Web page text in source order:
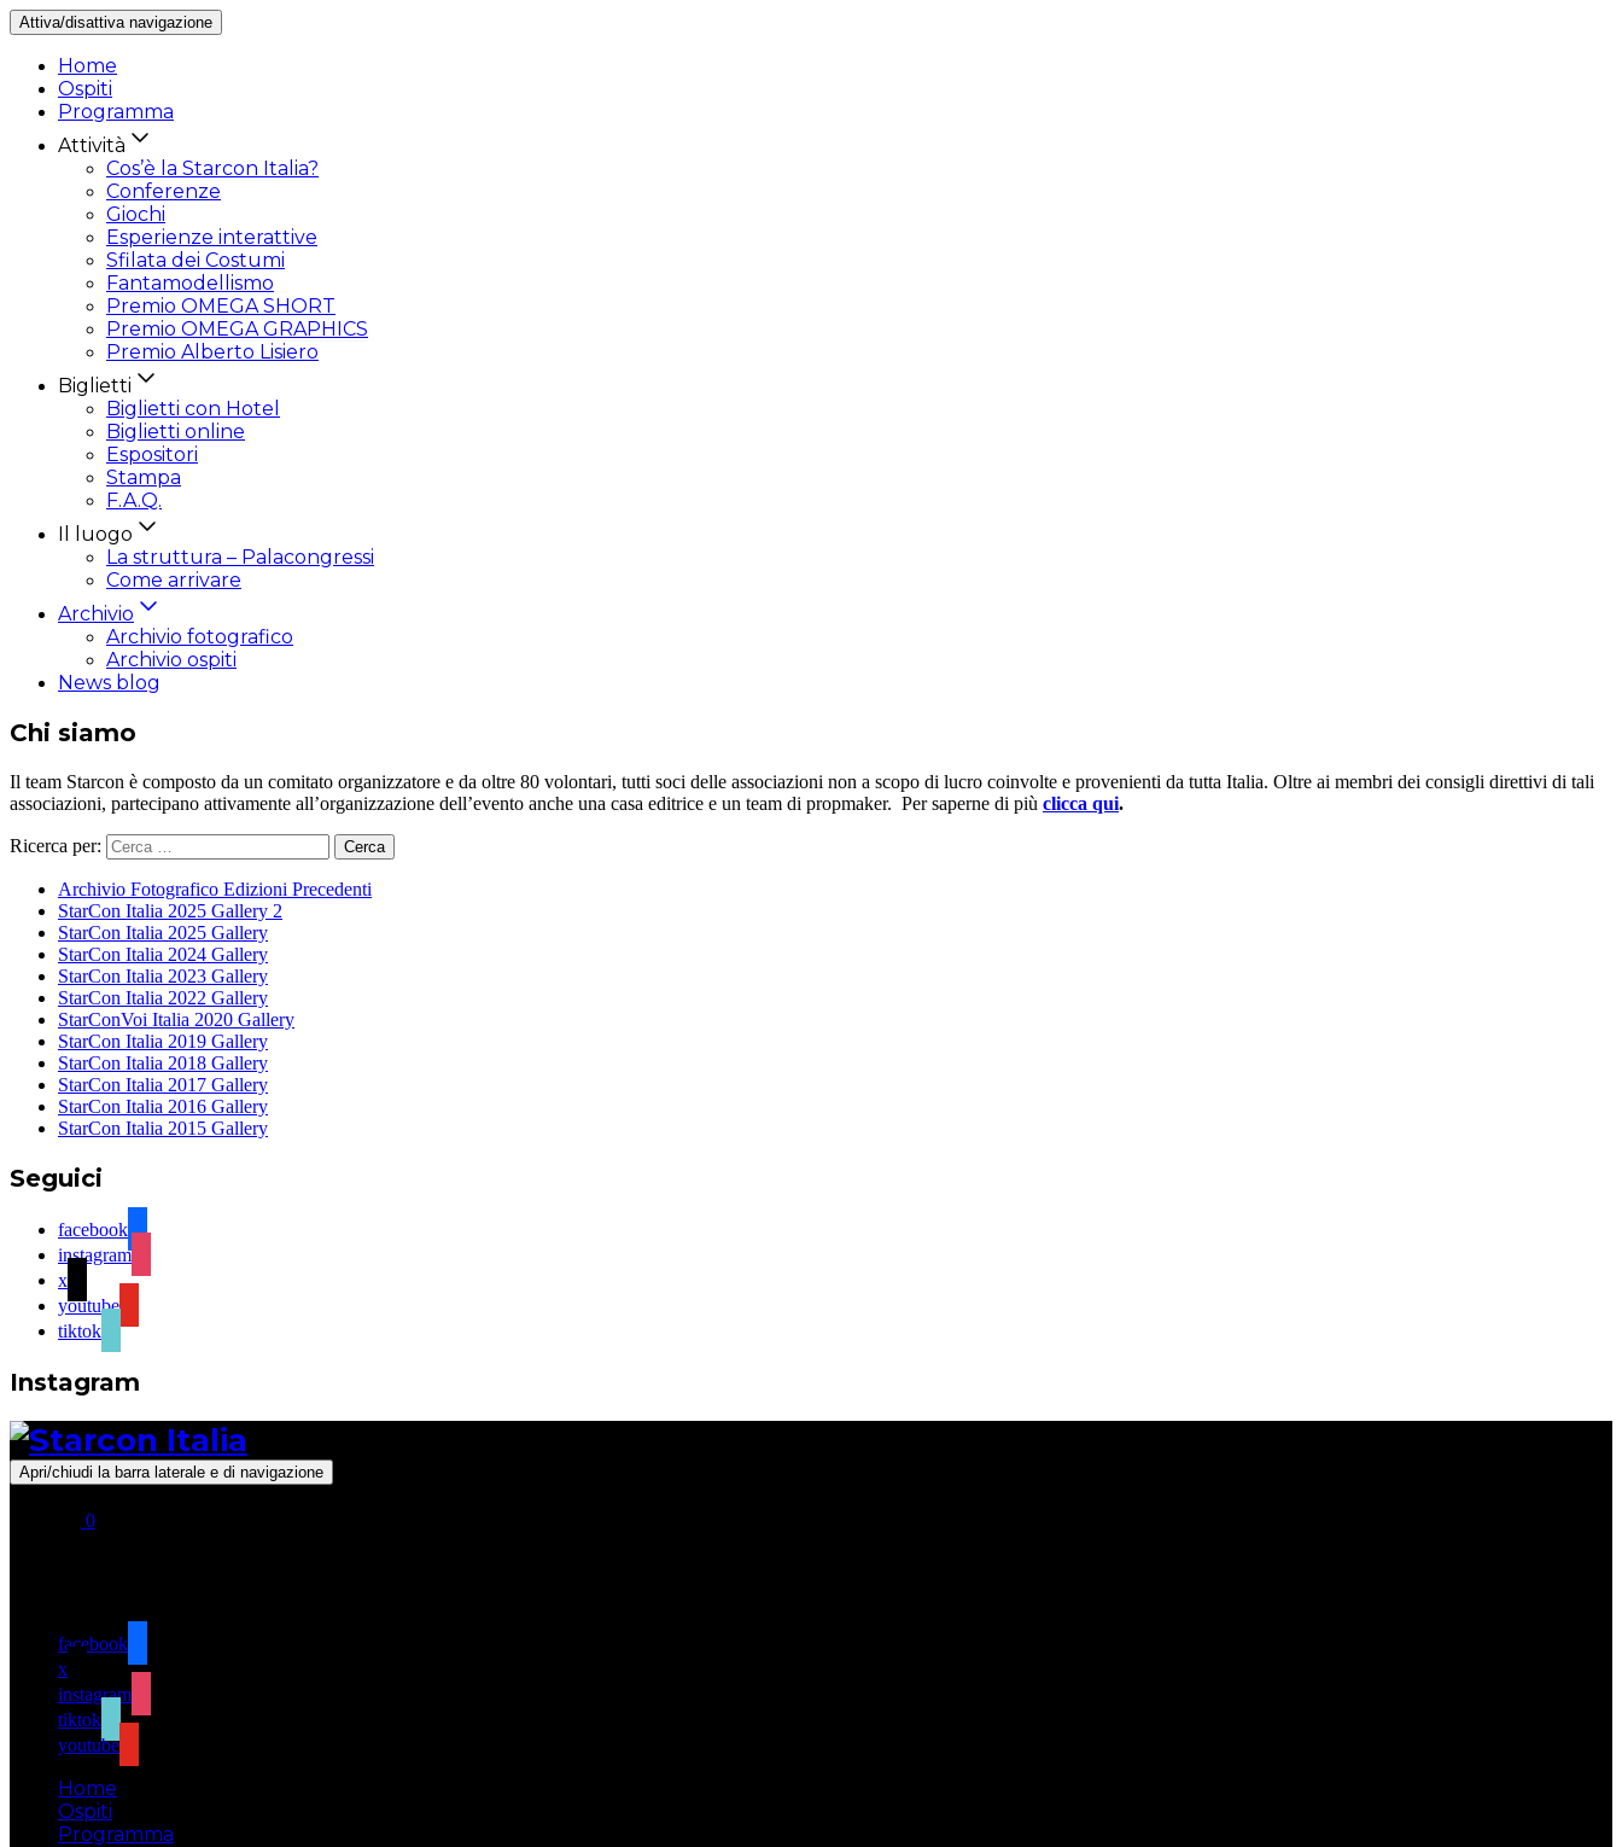
Attiva/disattiva navigazione
Home
Ospiti
Programma
Attività
Cos’è la Starcon Italia?
Conferenze
Giochi
Esperienze interattive
Sfilata dei Costumi
Fantamodellismo
Premio OMEGA SHORT
Premio OMEGA GRAPHICS
Premio Alberto Lisiero
Biglietti
Biglietti con Hotel
Biglietti online
Espositori
Stampa
F.A.Q.
Il luogo
La struttura – Palacongressi
Come arrivare
Archivio
Archivio fotografico
Archivio ospiti
News blog
Chi siamo
Il team Starcon è composto da un comitato organizzatore e da oltre 80 volontari, tutti soci delle associazioni non a scopo di lucro coinvolte e provenienti da tutta Italia. Oltre ai membri dei consigli direttivi di tali
associazioni, partecipano attivamente all’organizzazione dell’evento anche una casa editrice e un team di propmaker. Per saperne di più clicca qui.
Ricerca per:
Archivio Fotografico Edizioni Precedenti
StarCon Italia 2025 Gallery 2
StarCon Italia 2025 Gallery
StarCon Italia 2024 Gallery
StarCon Italia 2023 Gallery
StarCon Italia 2022 Gallery
StarConVoi Italia 2020 Gallery
StarCon Italia 2019 Gallery
StarCon Italia 2018 Gallery
StarCon Italia 2017 Gallery
StarCon Italia 2016 Gallery
StarCon Italia 2015 Gallery
Seguici
facebook
instagram
x
youtube
tiktok
Instagram
Apri/chiudi la barra laterale e di navigazione
0
facebook
x
instagram
tiktok
youtube
Home
Ospiti
Programma